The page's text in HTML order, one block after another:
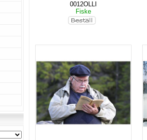
0012OLLI
Fiske